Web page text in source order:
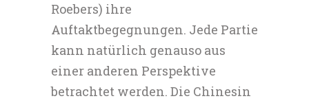
Roebers) ihre
Auftaktbegegnungen. Jede Partie
kann natürlich genauso aus
einer anderen Perspektive
betrachtet werden. Die Chinesin